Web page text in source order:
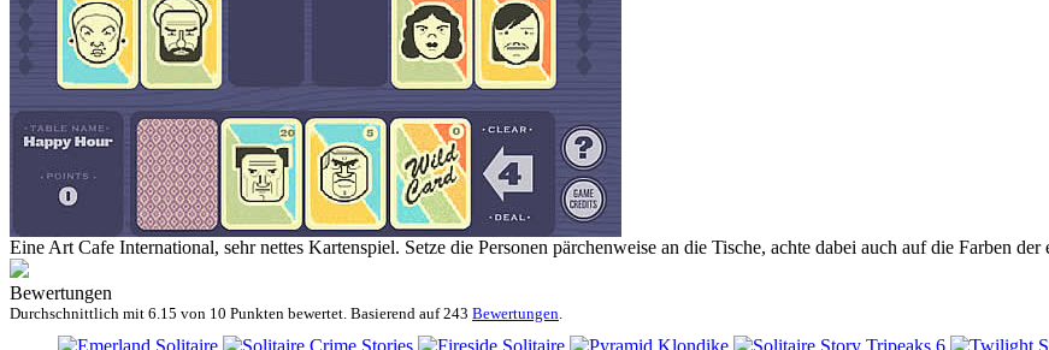
Eine Art Cafe International, sehr nettes Kartenspiel. Setze die Personen pärchenweise an die Tische, achte dabei auch auf die Farben der
Bewertungen
Durchschnittlich mit 6.15 von 10 Punkten bewertet. Basierend auf243 Bewertungen